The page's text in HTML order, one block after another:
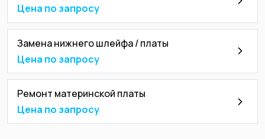
Цена по запросу
Замена нижнего шлейфа / платы
Цена по запросу
Ремонт материнской платы
Цена по запросу